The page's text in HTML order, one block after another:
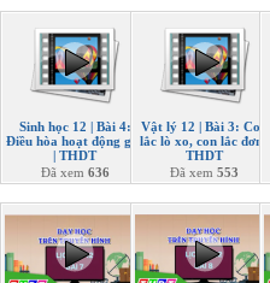
Sinh học 12 | Bài 4:
Điều hòa hoạt động gen
| THDT
Đã xem 636
Vật lý 12 | Bài 3: Con
lắc lò xo, con lắc đơn |
THDT
Đã xem553